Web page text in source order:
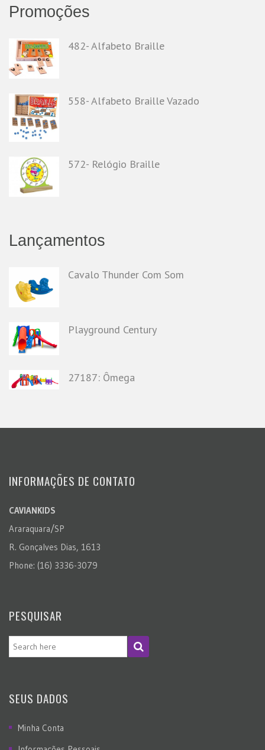
Promoções
482- Alfabeto Braille
558- Alfabeto Braille Vazado
572- Relógio Braille
Lançamentos
Cavalo Thunder Com Som
Playground Century
27187: Ômega
INFORMAÇÕES DE CONTATO
CAVIANKIDS
Araraquara/SP
R. Gonçalves Dias, 1613
Phone: (16) 3336-3079
PESQUISAR
SEUS DADOS
Minha Conta